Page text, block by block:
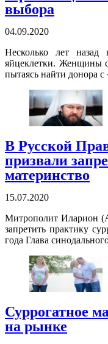
выбора
04.09.2020
Несколько лет
яйцеклетки. Женщины
пытаясь найти донора
В Русской
призвали
материнство
15.07.2020
Митрополит Иларион
запретить практику
года Глава
Суррогатное
на рынке